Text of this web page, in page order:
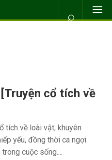
⌕
cổ tích về
tích về loài vật, khuyên
yếu, đồng thời ca ngợi
cuộc sống....